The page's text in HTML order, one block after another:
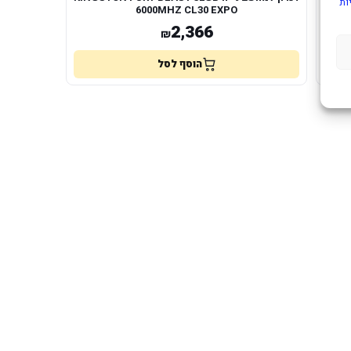
6000MHZ CL30 EXPO
₪2,366
הוסף לסל